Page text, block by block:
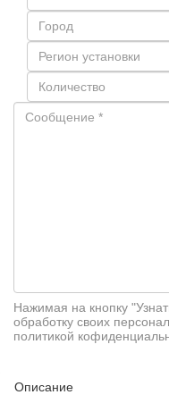
Нажимая на кнопку
обработку своих
политикой
Описание